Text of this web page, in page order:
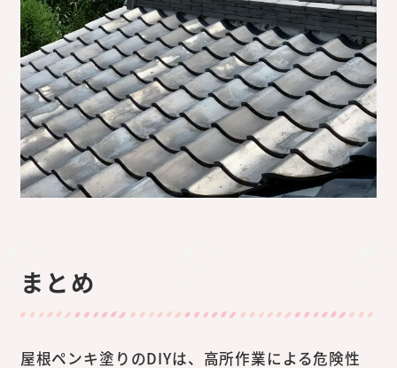
まとめ
屋根ペンキ塗りのDIYは、高所作業による危険性